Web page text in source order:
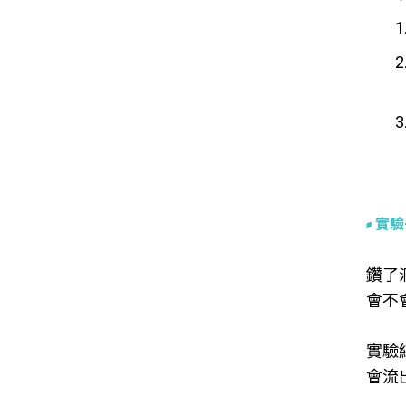
實驗
鑽了
會不
實驗
會流